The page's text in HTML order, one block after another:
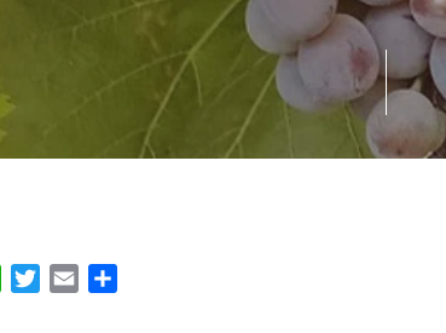
WhatsApp
Twitter Email